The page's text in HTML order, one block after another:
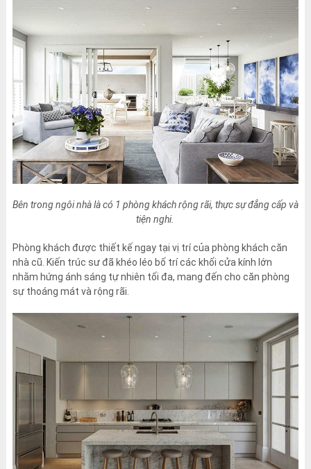
Bên trong ngôi nhà là có 1 phòng khách rộng rãi, thực sự đẳng cấp và
tiện nghi.
Phòng khách được thiết kế ngay tại vị trí của phòng khách căn
nhà cũ. Kiến trúc sư đã khéo léo bố trí các khối cửa kính lớn
nhằm hứng ánh sáng tự nhiên tối đa, mang đến cho căn phòng
sự thoáng mát và rộng rãi.